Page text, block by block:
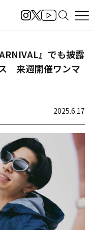
』でも披露
来週開催ワンマ
2025.6.17